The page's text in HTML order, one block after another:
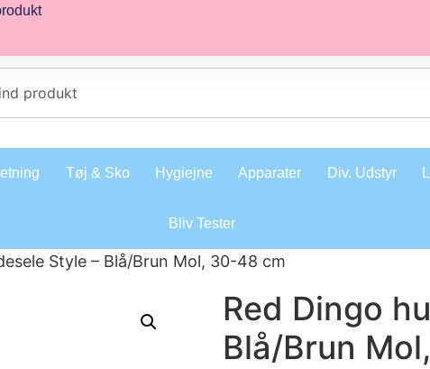
Tøj & Sko Hygiejne Apparater Div. Udstyr
Bliv Tester
Style – Blå/Brun Mol, 30-48 cm
Red Dingo
Blå/Brun